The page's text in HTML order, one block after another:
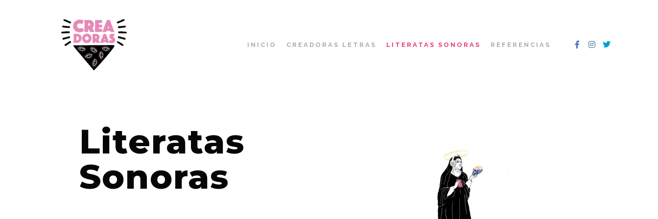
INICIO CREADORAS LETRAS LITERATAS SONORAS REFERENCIAS
Literatas
Sonoras